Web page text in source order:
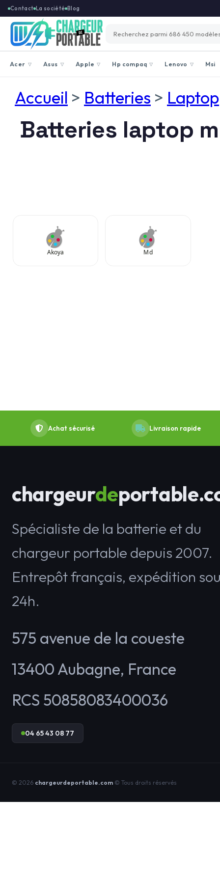
Contact La société Blog
Acer ▽ Asus ▽ Apple ▽ Hp compaq ▽ Lenovo ▽ Msi
Accueil > Batteries > Laptop
Batteries laptop
Akoya Md
Achat sécurisé Livraison rapide
chargeurde
Spécialiste de la batterie et du
chargeur portable depuis 2007.
Entrepôt français, expédition
24h.
575 avenue de la coueste
13400 Aubagne, France
RCS 50858083400036
04 65 43 08 77
© 2026 chargeurdeportable.com © Tous droits réservés